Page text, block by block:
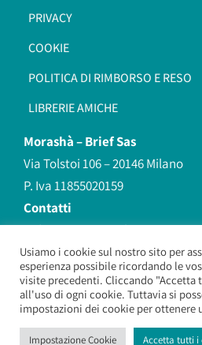
PRIVACY
COOKIE
POLITICA DI RIMBORSO E RESO
LIBRERIE AMICHE
Morashà –Brief Sas
Via Tolstoi 106 – 20146 Milano
P. Iva 11855020159
Contatti
redazione@morasha.it
339 8596707
(anche Whatsapp)
Morashà – Brief Sas – Copyright
Usiamo i cookie sul nostro sito per
esperienza possibile ricordando le
visite precedenti. Cliccando
all'uso di ogni cookie. Tuttavia si
impostazioni dei cookie per ottenere
Impostazione Cookie Accetta tutti i